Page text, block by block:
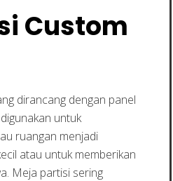
Custom
dirancang dengan panel
untuk
ruangan menjadi
atau untuk memberikan
Meja partisi sering